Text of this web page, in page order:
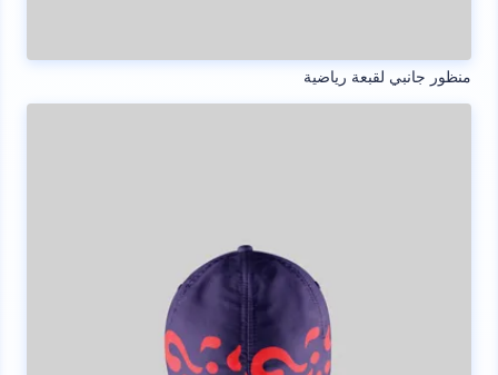
منظور جانبي لقبعة رياضية